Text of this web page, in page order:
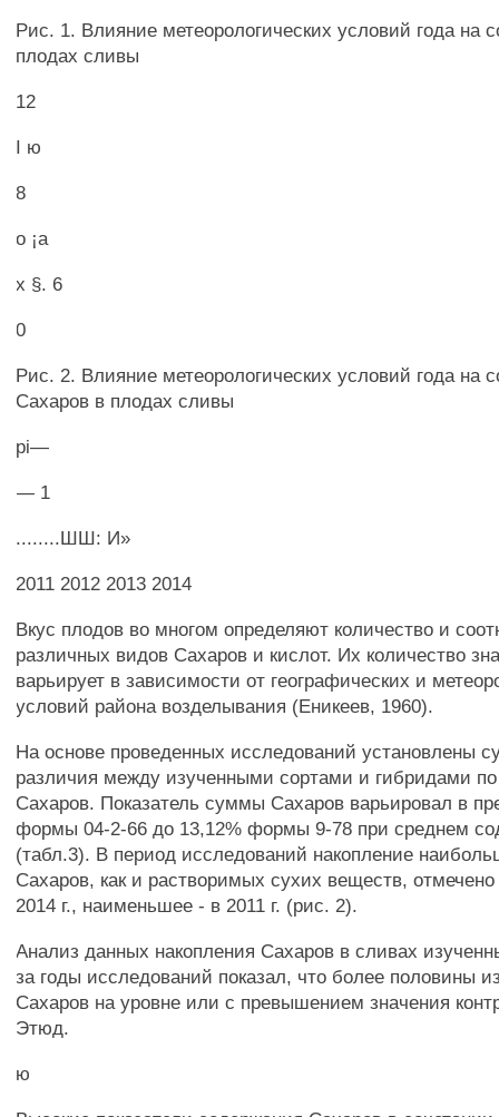
Рис. 1. Влияние метеорологических условий года на
плодах сливы
12
I ю
8
о ¡а
х §. 6
0
Рис. 2. Влияние метеорологических условий года на
Сахаров в плодах сливы
pi—
— 1
........ШШ: И»
2011 2012 2013 2014
Вкус плодов во многом определяют количество и
различных видов Сахаров и кислот. Их количество
варьирует в зависимости от географических и
условий района возделывания (Еникеев, 1960).
На основе проведенных исследований установлены
различия между изученными сортами и гибридами
Сахаров. Показатель суммы Сахаров варьировал в
формы 04-2-66 до 13,12% формы 9-78 при среднем
(табл.3). В период исследований накопление
Сахаров, как и растворимых сухих веществ,
2014 г., наименьшее - в 2011 г. (рис. 2).
Анализ данных накопления Сахаров в сливах
за годы исследований показал, что более половины
Сахаров на уровне или с превышением значения
Этюд.
ю